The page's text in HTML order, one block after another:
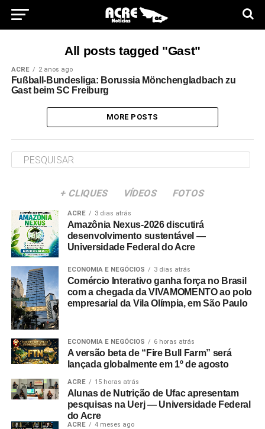
All posts tagged "Gast"
ACRE 2 anos ago
Fußball-Bundesliga: Borussia Mönchengladbach zu
Gast beim SC Freiburg
MORE POSTS
+ CLIQUES VÍDEOS FOTOS
ACRE 3 dias atrás
Amazônia Nexus-2026 discutirá
desenvolvimento sustentável —
Universidade Federal do Acre
ECONOMIA E NEGÓCIOS 3 dias atrás
Comércio Interativo ganha força no Brasil
com a chegada da VIVAMOMENTO ao polo
empresarial da Vila Olímpia, em São Paulo
ECONOMIA E NEGÓCIOS 6 horas atrás
A versão beta de “Fire Bull Farm” será
lançada globalmente em 1º de agosto
ACRE 15 horas atrás
Alunas de Nutrição de Ufac apresentam
pesquisas na Uerj — Universidade Federal
do Acre
ACRE 4 meses ago